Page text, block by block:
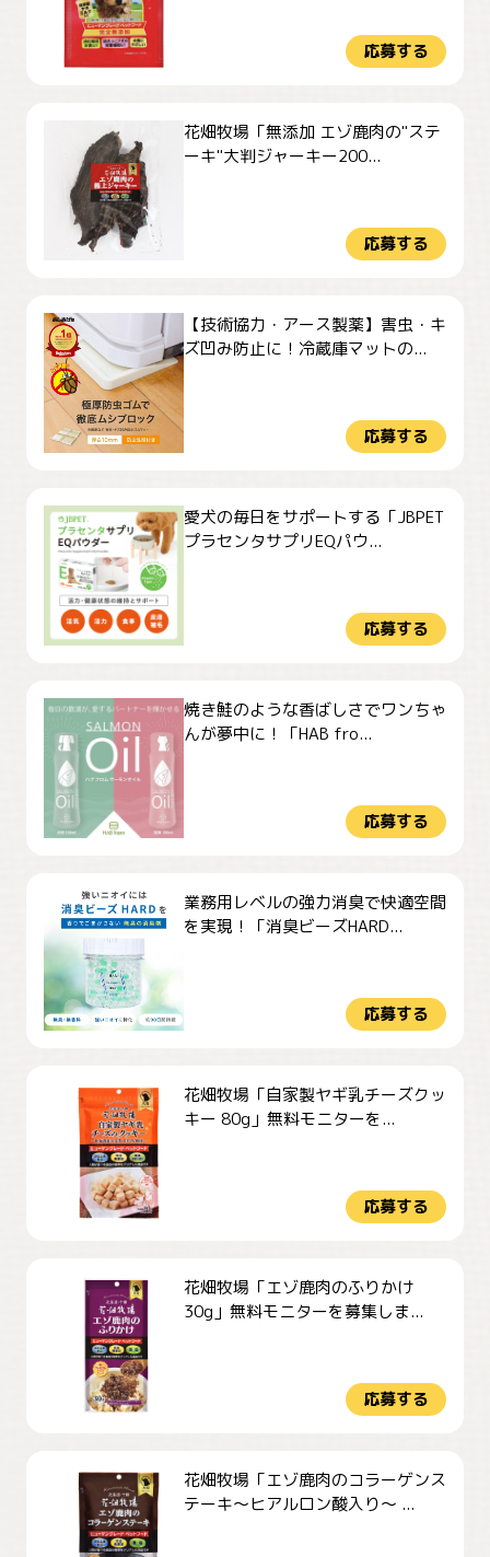
応募する
花畑牧場「無添加 エゾ鹿肉の"ステ
ーキ"大判ジャーキー200...
応募する
【技術協力・アース製薬】害虫・キ
ズ凹み防止に！冷蔵庫マットの...
応募する
愛犬の毎日をサポートする「JBPET
プラセンタサプリEQパウ...
応募する
焼き鮭のような香ばしさでワンちゃ
んが夢中に！「HAB fro...
応募する
業務用レベルの強力消臭で快適空間
を実現！「消臭ビーズHARD...
応募する
花畑牧場「自家製ヤギ乳チーズクッ
キー 80g」無料モニターを...
応募する
花畑牧場「エゾ鹿肉のふりかけ
30g」無料モニターを募集しま...
応募する
花畑牧場「エゾ鹿肉のコラーゲンス
テーキ～ヒアルロン酸入り～ ...